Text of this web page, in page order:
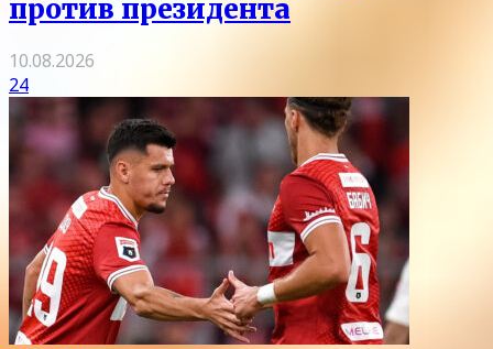
против президента
10.08.2026
24